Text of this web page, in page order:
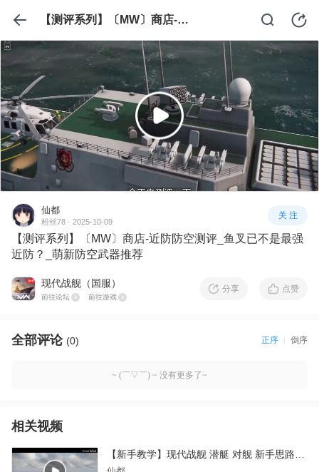
【测评系列】〔MW〕商店-近防防空测评_鱼叉已不是最强近防？_萌新防空武器推荐
仙都
粉丝78 · 2025-10-09
关 注
【测评系列】〔MW〕商店-近防防空测评_鱼叉已不是最强
近防？_萌新防空武器推荐
现代战舰（国服）
前往论坛 前往游戏
分享 点赞
全部评论 (0) 正序 倒序
~ (￣▽￣) ~ 没有更多了~
相关视频